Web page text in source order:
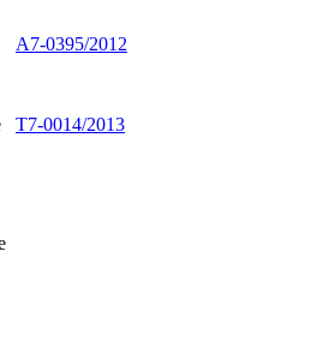
A7-0395/2012
T7-0014/2013